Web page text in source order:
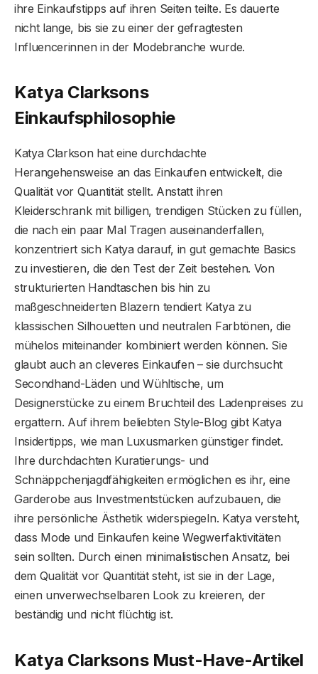
ihre Einkaufstipps auf ihren Seiten teilte. Es dauerte
nicht lange, bis sie zu einer der gefragtesten
Influencerinnen in der Modebranche wurde.
Katya Clarksons
Einkaufsphilosophie
Katya Clarkson hat eine durchdachte
Herangehensweise an das Einkaufen entwickelt, die
Qualität vor Quantität stellt. Anstatt ihren
Kleiderschrank mit billigen, trendigen Stücken zu füllen,
die nach ein paar Mal Tragen auseinanderfallen,
konzentriert sich Katya darauf, in gut gemachte Basics
zu investieren, die den Test der Zeit bestehen. Von
strukturierten Handtaschen bis hin zu
maßgeschneiderten Blazern tendiert Katya zu
klassischen Silhouetten und neutralen Farbtönen, die
mühelos miteinander kombiniert werden können. Sie
glaubt auch an cleveres Einkaufen – sie durchsucht
Secondhand-Läden und Wühltische, um
Designerstücke zu einem Bruchteil des Ladenpreises zu
ergattern. Auf ihrem beliebten Style-Blog gibt Katya
Insidertipps, wie man Luxusmarken günstiger findet.
Ihre durchdachten Kuratierungs- und
Schnäppchenjagdfähigkeiten ermöglichen es ihr, eine
Garderobe aus Investmentstücken aufzubauen, die
ihre persönliche Ästhetik widerspiegeln. Katya versteht,
dass Mode und Einkaufen keine Wegwerfaktivitäten
sein sollten. Durch einen minimalistischen Ansatz, bei
dem Qualität vor Quantität steht, ist sie in der Lage,
einen unverwechselbaren Look zu kreieren, der
beständig und nicht flüchtig ist.
Katya Clarksons Must-Have-Artikel